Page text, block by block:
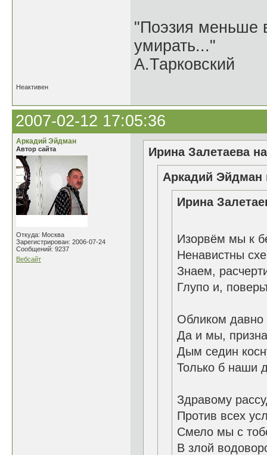
"Поэзия меньше
умирать..."
А.Тарковский
Неактивен
2007-02-12 17:05:36
Аркадий Эйдман
Автор сайта
Откуда: Москва
Зарегистрирован: 2006-07-24
Сообщений: 9237
Вебсайт
Ирина Залетаева
Аркадий Эйдман
Ирина
Изорвём мы к
Ненавистны
Знаем,
Глупо и,
Обликом
Да и мы,
Дым седин
Только б наши
Здравому
Против всех
Смело мы с
В злой